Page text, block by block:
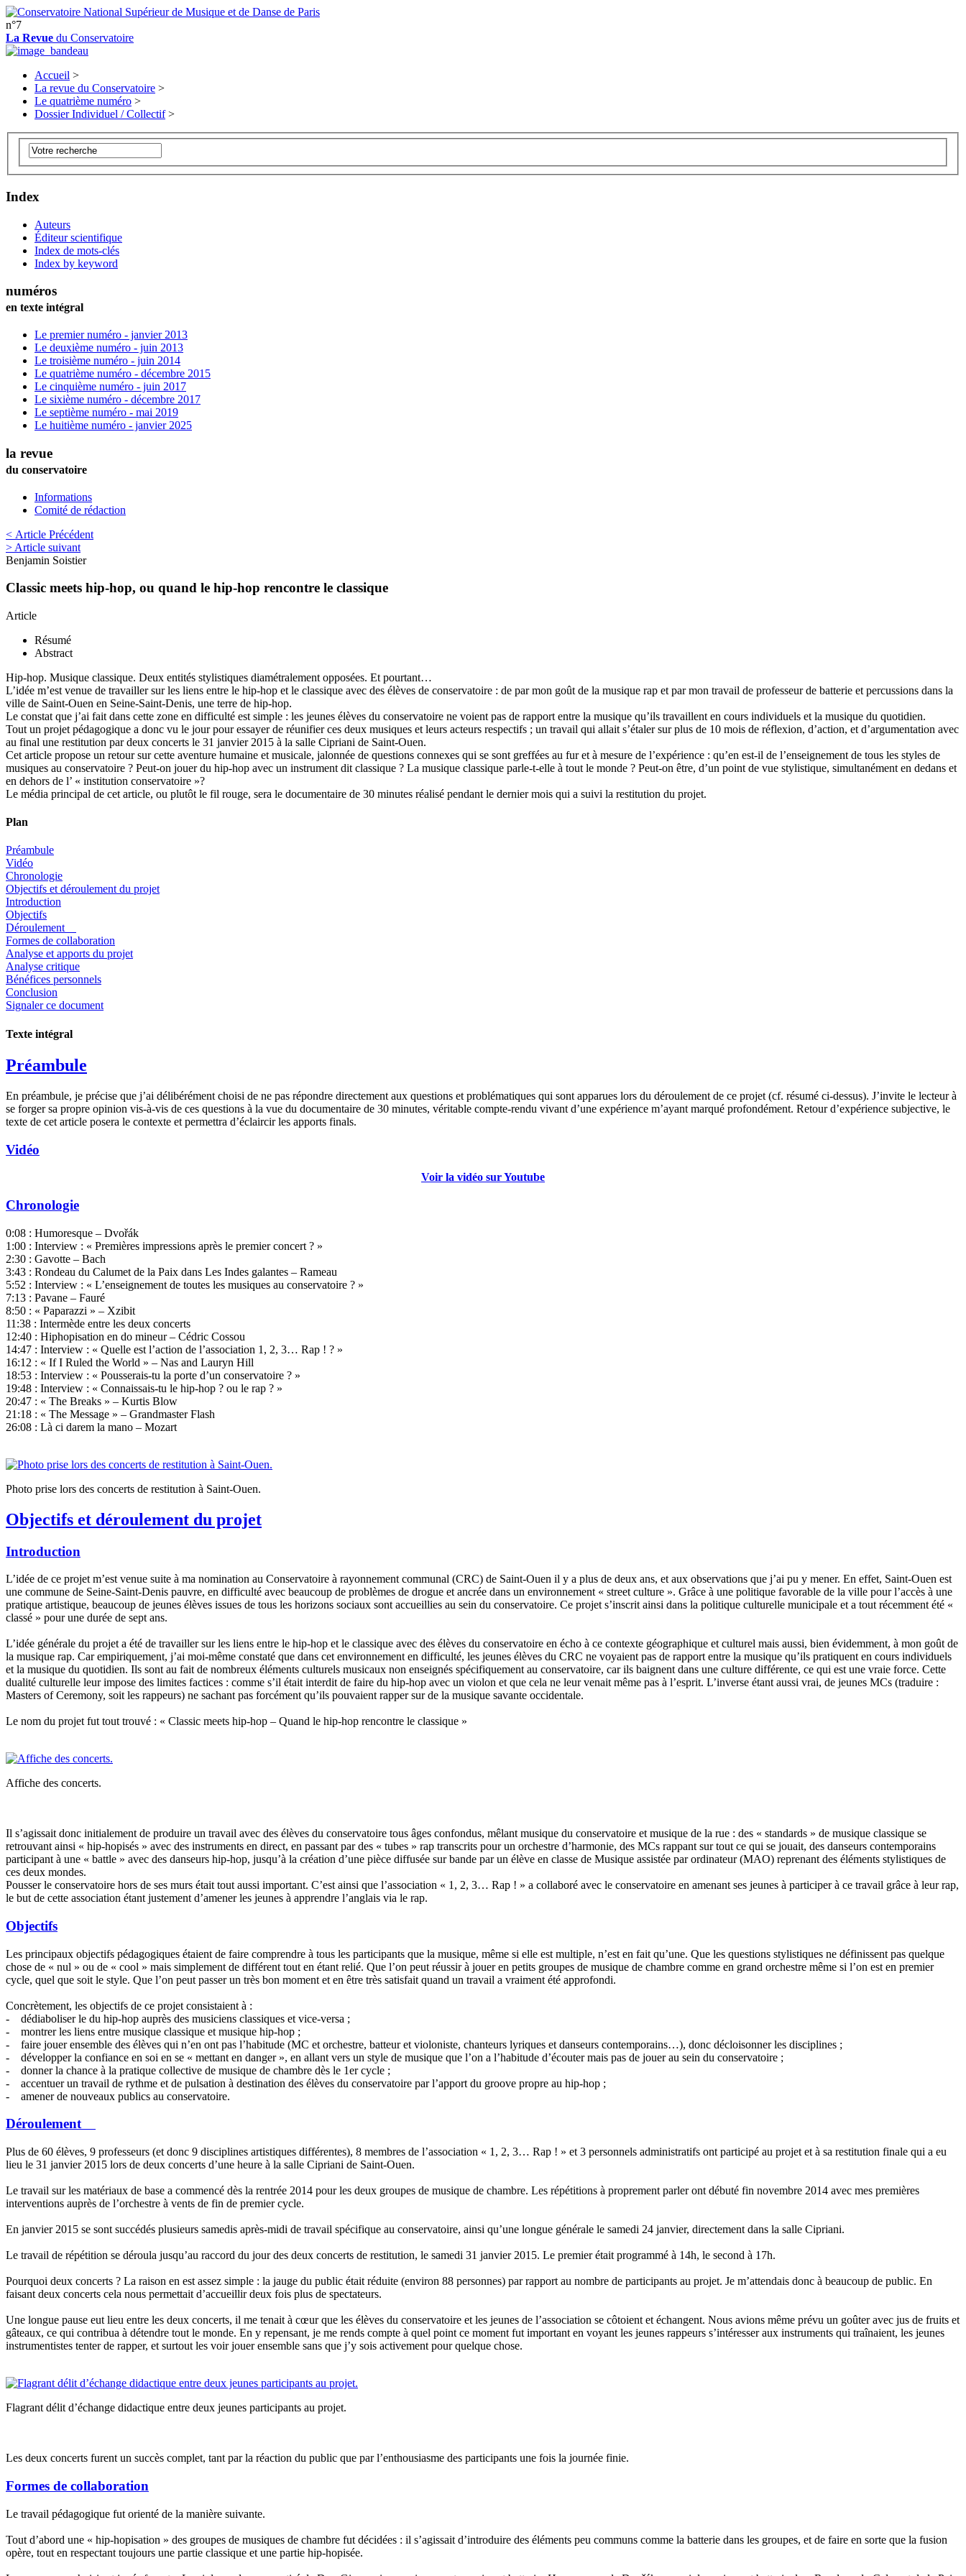
n°7
La Revue du Conservatoire
Accueil >
La revue du Conservatoire >
Le quatrième numéro >
Dossier Individuel / Collectif>
Index
Auteurs
Éditeur scientifique
Index de mots-clés
Index by keyword
numéros
en texte intégral
Le premier numéro - janvier 2013
Le deuxième numéro - juin 2013
Le troisième numéro - juin 2014
Le quatrième numéro - décembre 2015
Le cinquième numéro - juin 2017
Le sixième numéro - décembre 2017
Le septième numéro - mai 2019
Le huitième numéro - janvier 2025
la revue
du conservatoire
Informations
Comité de rédaction
< Article Précédent
> Article suivant
Benjamin Soistier
Classic meets hip-hop, ou quand le hip-hop rencontre le classique
Article
Résumé
Abstract
Hip-hop. Musique classique. Deux entités stylistiques diamétralement opposées. Et pourtant…
L’idée m’est venue de travailler sur les liens entre le hip-hop et le classique avec des élèves de conservatoire : de par mon goût de la musique rap et par mon travail de professeur de batterie et percussions dans la
ville de Saint-Ouen en Seine-Saint-Denis, une terre de hip-hop.
Le constat que j’ai fait dans cette zone en difficulté est simple : les jeunes élèves du conservatoire ne voient pas de rapport entre la musique qu’ils travaillent en cours individuels et la musique du quotidien.
Tout un projet pédagogique a donc vu le jour pour essayer de réunifier ces deux musiques et leurs acteurs respectifs ; un travail qui allait s’étaler sur plus de 10 mois de réflexion, d’action, et d’argumentation avec
au final une restitution par deux concerts le 31 janvier 2015 à la salle Cipriani de Saint-Ouen.
Cet article propose un retour sur cette aventure humaine et musicale, jalonnée de questions connexes qui se sont greffées au fur et à mesure de l’expérience : qu’en est-il de l’enseignement de tous les styles de
musiques au conservatoire ? Peut-on jouer du hip-hop avec un instrument dit classique ? La musique classique parle-t-elle à tout le monde ? Peut-on être, d’un point de vue stylistique, simultanément en dedans et
en dehors de l’ « institution conservatoire »?
Le média principal de cet article, ou plutôt le fil rouge, sera le documentaire de 30 minutes réalisé pendant le dernier mois qui a suivi la restitution du projet.
Plan
Préambule
Vidéo
Chronologie
Objectifs et déroulement du projet
Introduction
Objectifs
Déroulement
Formes de collaboration
Analyse et apports du projet
Analyse critique
Bénéfices personnels
Conclusion
Signaler ce document
Texte intégral
Préambule
En préambule, je précise que j’ai délibérément choisi de ne pas répondre directement aux questions et problématiques qui sont apparues lors du déroulement de ce projet (cf. résumé ci-dessus). J’invite le lecteur à
se forger sa propre opinion vis-à-vis de ces questions à la vue du documentaire de 30 minutes, véritable compte-rendu vivant d’une expérience m’ayant marqué profondément. Retour d’expérience subjective, le
texte de cet article posera le contexte et permettra d’éclaircir les apports finals.
Vidéo
Voir la vidéo sur Youtube
Chronologie
0:08 : Humoresque – Dvořák
1:00 : Interview : « Premières impressions après le premier concert ? »
2:30 : Gavotte – Bach
3:43 : Rondeau du Calumet de la Paix dans Les Indes galantes – Rameau
5:52 : Interview : « L’enseignement de toutes les musiques au conservatoire ? »
7:13 : Pavane – Fauré
8:50 : « Paparazzi » – Xzibit
11:38 : Intermède entre les deux concerts
12:40 : Hiphopisation en do mineur – Cédric Cossou
14:47 : Interview : « Quelle est l’action de l’association 1, 2, 3… Rap ! ? »
16:12 : « If I Ruled the World » – Nas and Lauryn Hill
18:53 : Interview : « Pousserais-tu la porte d’un conservatoire ? »
19:48 : Interview : « Connaissais-tu le hip-hop ? ou le rap ? »
20:47 : « The Breaks » – Kurtis Blow
21:18 : « The Message » – Grandmaster Flash
26:08 : Là ci darem la mano – Mozart
Photo prise lors des concerts de restitution à Saint-Ouen.
Objectifs et déroulement du projet
Introduction
L’idée de ce projet m’est venue suite à ma nomination au Conservatoire à rayonnement communal (CRC) de Saint-Ouen il y a plus de deux ans, et aux observations que j’ai pu y mener. En effet, Saint-Ouen est
une commune de Seine-Saint-Denis pauvre, en difficulté avec beaucoup de problèmes de drogue et ancrée dans un environnement « street culture ». Grâce à une politique favorable de la ville pour l’accès à une
pratique artistique, beaucoup de jeunes élèves issues de tous les horizons sociaux sont accueillies au sein du conservatoire. Ce projet s’inscrit ainsi dans la politique culturelle municipale et a tout récemment été «
classé » pour une durée de sept ans.
L’idée générale du projet a été de travailler sur les liens entre le hip-hop et le classique avec des élèves du conservatoire en écho à ce contexte géographique et culturel mais aussi, bien évidemment, à mon goût de
la musique rap. Car empiriquement, j’ai moi-même constaté que dans cet environnement en difficulté, les jeunes élèves du CRC ne voyaient pas de rapport entre la musique qu’ils pratiquent en cours individuels
et la musique du quotidien. Ils sont au fait de nombreux éléments culturels musicaux non enseignés spécifiquement au conservatoire, car ils baignent dans une culture différente, ce qui est une vraie force. Cette
dualité culturelle leur impose des limites factices : comme s’il était interdit de faire du hip-hop avec un violon et que cela ne leur venait même pas à l’esprit. L’inverse étant aussi vrai, de jeunes MCs (traduire :
Masters of Ceremony, soit les rappeurs) ne sachant pas forcément qu’ils pouvaient rapper sur de la musique savante occidentale.
Le nom du projet fut tout trouvé : « Classic meets hip-hop – Quand le hip-hop rencontre le classique »
Affiche des concerts.
Il s’agissait donc initialement de produire un travail avec des élèves du conservatoire tous âges confondus, mêlant musique du conservatoire et musique de la rue : des « standards » de musique classique se
retrouvant ainsi « hip-hopisés » avec des instruments en direct, en passant par des « tubes » rap transcrits pour un orchestre d’harmonie, des MCs rappant sur tout ce qui se jouait, des danseurs contemporains
participant à une « battle » avec des danseurs hip-hop, jusqu’à la création d’une pièce diffusée sur bande par un élève en classe de Musique assistée par ordinateur (MAO) reprenant des éléments stylistiques de
ces deux mondes.
Pousser le conservatoire hors de ses murs était tout aussi important. C’est ainsi que l’association « 1, 2, 3… Rap ! » a collaboré avec le conservatoire en amenant ses jeunes à participer à ce travail grâce à leur rap,
le but de cette association étant justement d’amener les jeunes à apprendre l’anglais via le rap.
Objectifs
Les principaux objectifs pédagogiques étaient de faire comprendre à tous les participants que la musique, même si elle est multiple, n’est en fait qu’une. Que les questions stylistiques ne définissent pas quelque
chose de « nul » ou de « cool » mais simplement de différent tout en étant relié. Que l’on peut réussir à jouer en petits groupes de musique de chambre comme en grand orchestre même si l’on est en premier
cycle, quel que soit le style. Que l’on peut passer un très bon moment et en être très satisfait quand un travail a vraiment été approfondi.
Concrètement, les objectifs de ce projet consistaient à :
- dédiaboliser le du hip-hop auprès des musiciens classiques et vice-versa ;
- montrer les liens entre musique classique et musique hip-hop ;
- faire jouer ensemble des élèves qui n’en ont pas l’habitude (MC et orchestre, batteur et violoniste, chanteurs lyriques et danseurs contemporains…), donc décloisonner les disciplines ;
- développer la confiance en soi en se « mettant en danger », en allant vers un style de musique que l’on a l’habitude d’écouter mais pas de jouer au sein du conservatoire ;
- donner la chance à la pratique collective de musique de chambre dès le 1er cycle ;
- accentuer un travail de rythme et de pulsation à destination des élèves du conservatoire par l’apport du groove propre au hip-hop ;
- amener de nouveaux publics au conservatoire.
Déroulement
Plus de 60 élèves, 9 professeurs (et donc 9 disciplines artistiques différentes), 8 membres de l’association « 1, 2, 3… Rap ! » et 3 personnels administratifs ont participé au projet et à sa restitution finale qui a eu
lieu le 31 janvier 2015 lors de deux concerts d’une heure à la salle Cipriani de Saint-Ouen.
Le travail sur les matériaux de base a commencé dès la rentrée 2014 pour les deux groupes de musique de chambre. Les répétitions à proprement parler ont débuté fin novembre 2014 avec mes premières
interventions auprès de l’orchestre à vents de fin de premier cycle.
En janvier 2015 se sont succédés plusieurs samedis après-midi de travail spécifique au conservatoire, ainsi qu’une longue générale le samedi 24 janvier, directement dans la salle Cipriani.
Le travail de répétition se déroula jusqu’au raccord du jour des deux concerts de restitution, le samedi 31 janvier 2015. Le premier était programmé à 14h, le second à 17h.
Pourquoi deux concerts ? La raison en est assez simple : la jauge du public était réduite (environ 88 personnes) par rapport au nombre de participants au projet. Je m’attendais donc à beaucoup de public. En
faisant deux concerts cela nous permettait d’accueillir deux fois plus de spectateurs.
Une longue pause eut lieu entre les deux concerts, il me tenait à cœur que les élèves du conservatoire et les jeunes de l’association se côtoient et échangent. Nous avions même prévu un goûter avec jus de fruits et
gâteaux, ce qui contribua à détendre tout le monde. En y repensant, je me rends compte à quel point ce moment fut important en voyant les jeunes rappeurs s’intéresser aux instruments qui traînaient, les jeunes
instrumentistes tenter de rapper, et surtout les voir jouer ensemble sans que j’y sois activement pour quelque chose.
Flagrant délit d’échange didactique entre deux jeunes participants au projet.
Les deux concerts furent un succès complet, tant par la réaction du public que par l’enthousiasme des participants une fois la journée finie.
Formes de collaboration
Le travail pédagogique fut orienté de la manière suivante.
Tout d’abord une « hip-hopisation » des groupes de musiques de chambre fut décidées : il s’agissait d’introduire des éléments peu communs comme la batterie dans les groupes, et de faire en sorte que la fusion
opère, tout en respectant toujours une partie classique et une partie hip-hopisée.